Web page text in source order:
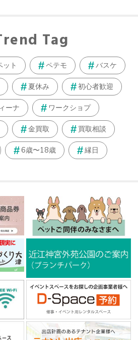
Tag
ット ペテモ バスケ
夏休み 初心者歓迎
ーナ ワークショプ
金買取 買取相談
6歳〜18歳 縁日